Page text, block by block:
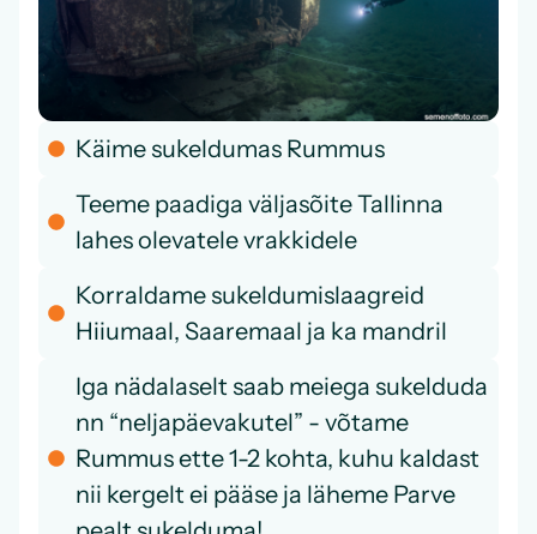
Käime sukeldumas Rummus
Teeme paadiga väljasõite Tallinna
lahes olevatele vrakkidele
Korraldame sukeldumislaagreid
Hiiumaal, Saaremaal ja ka mandril
Iga nädalaselt saab meiega sukelduda
nn “neljapäevakutel” - võtame
Rummus ette 1-2 kohta, kuhu kaldast
nii kergelt ei pääse ja läheme Parve